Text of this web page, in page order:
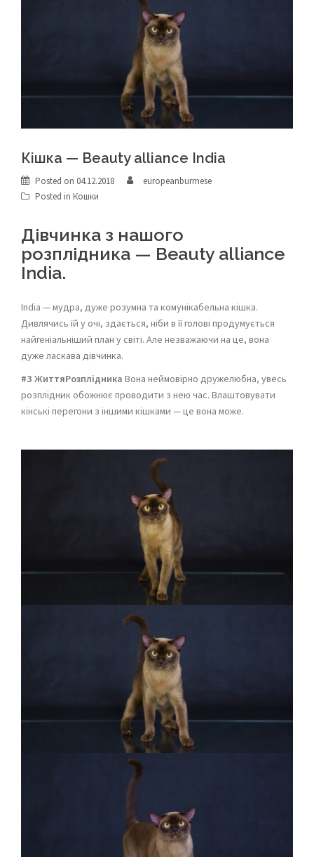
Кішка — Beauty alliance India
Posted on 04.12.2018
europeanburmese
Posted in Кошки
Дівчинка з нашого
розплідника — Beauty alliance
India.
India — мудра, дуже розумна та комунікабельна кішка.
Дивлячись їй у очі, здається, ніби в її голові продумується
найгеніальніший план у світі. Але незважаючи на це, вона
дуже ласкава дівчинка.
#З ЖиттяРозплідника Вона неймовірно дружелюбна, увесь
розплідник обожнює проводити з нею час. Влаштовувати
кінські перегони з іншими кішками — це вона може.